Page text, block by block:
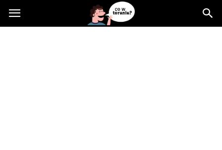
Cowtoruniu.pl